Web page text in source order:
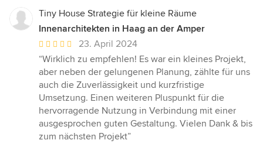
Tiny House Strategie für kleine Räume
Innenarchitekten in Haag an der Amper
Durchschnittliche
Bewertung:
5
von
5
Sternen
23. April 2024
“Wirklich zu empfehlen! Es war ein kleines Projekt,
aber neben der gelungenen Planung, zählte für uns
auch die Zuverlässigkeit und kurzfristige
Umsetzung. Einen weiteren Pluspunkt für die
hervorragende Nutzung in Verbindung mit einer
ausgesprochen guten Gestaltung. Vielen Dank & bis
zum nächsten Projekt”